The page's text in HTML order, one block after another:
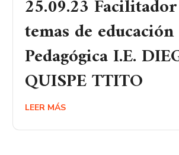
25.09.23
temas de educación
Pedagógica I.E.
QUISPE TTITO
LEER MÁS